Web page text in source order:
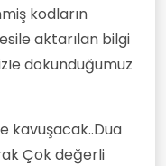
kodların
aktarılan bilgi
dokunduğumuz
kavuşacak..Dua
Çok değerli